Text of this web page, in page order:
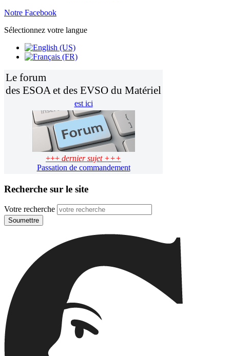
Notre Facebook
Sélectionnez votre langue
Le forum
des ESOA et des EVSO du Matériel
est ici
+++ dernier sujet +++
Passation de commandement
Recherche sur le site
Votre recherche
Soumettre